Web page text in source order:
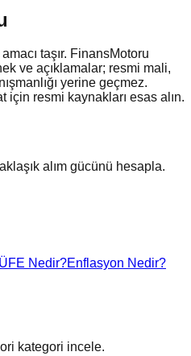
taşır. FinansMotoru
ve açıklamalar; resmi mali,
yerine geçmez.
için resmi kaynakları esas alın.
alım gücünü hesapla.
Nedir?Enflasyon Nedir?
kategori incele.